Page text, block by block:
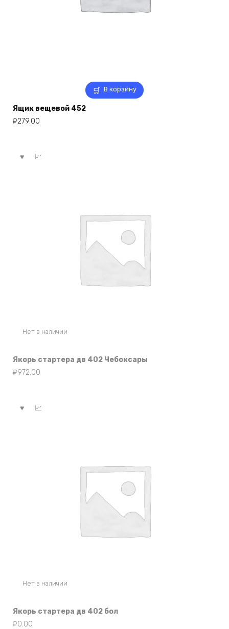
В корзину
Ящик вещевой 452
₽279.00
Нет в наличии
Якорь стартера дв 402 Чебоксары
₽972.00
Нет в наличии
Якорь стартера дв 402 бол
₽0.00